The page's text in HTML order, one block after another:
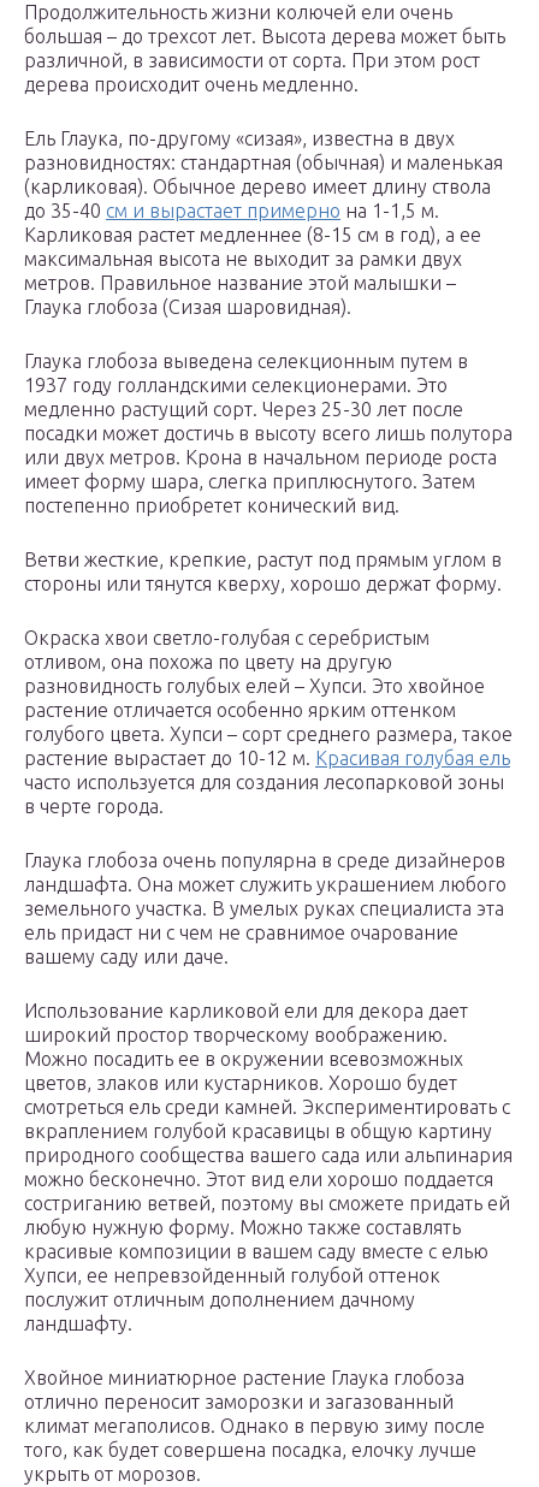
Продолжительность жизни колючей ели очень
большая – до трехсот лет. Высота дерева может быть
различной, в зависимости от сорта. При этом рост
дерева происходит очень медленно.
Ель Глаука, по-другому «сизая», известна в двух
разновидностях: стандартная (обычная) и маленькая
(карликовая). Обычное дерево имеет длину ствола
до 35-40 см и вырастает примерно на 1-1,5 м.
Карликовая растет медленнее (8-15 см в год), а ее
максимальная высота не выходит за рамки двух
метров. Правильное название этой малышки –
Глаука глобоза (Сизая шаровидная).
Глаука глобоза выведена селекционным путем в
1937 году голландскими селекционерами. Это
медленно растущий сорт. Через 25-30 лет после
посадки может достичь в высоту всего лишь полутора
или двух метров. Крона в начальном периоде роста
имеет форму шара, слегка приплюснутого. Затем
постепенно приобретет конический вид.
Ветви жесткие, крепкие, растут под прямым углом в
стороны или тянутся кверху, хорошо держат форму.
Окраска хвои светло-голубая с серебристым
отливом, она похожа по цвету на другую
разновидность голубых елей – Хупси. Это хвойное
растение отличается особенно ярким оттенком
голубого цвета. Хупси – сорт среднего размера, такое
растение вырастает до 10-12 м. Красивая голубая ель
часто используется для создания лесопарковой зоны
в черте города.
Глаука глобоза очень популярна в среде дизайнеров
ландшафта. Она может служить украшением любого
земельного участка. В умелых руках специалиста эта
ель придаст ни с чем не сравнимое очарование
вашему саду или даче.
Использование карликовой ели для декора дает
широкий простор творческому воображению.
Можно посадить ее в окружении всевозможных
цветов, злаков или кустарников. Хорошо будет
смотреться ель среди камней. Экспериментировать с
вкраплением голубой красавицы в общую картину
природного сообщества вашего сада или альпинария
можно бесконечно. Этот вид ели хорошо поддается
состриганию ветвей, поэтому вы сможете придать ей
любую нужную форму. Можно также составлять
красивые композиции в вашем саду вместе с елью
Хупси, ее непревзойденный голубой оттенок
послужит отличным дополнением дачному
ландшафту.
Хвойное миниатюрное растение Глаука глобоза
отлично переносит заморозки и загазованный
климат мегаполисов. Однако в первую зиму после
того, как будет совершена посадка, елочку лучше
укрыть от морозов.